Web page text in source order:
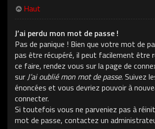
Haut
J’ai perdu mon mot de passe !
Pas de panique ! Bien que votre mot de
pas être récupéré, il peut facilement être
ce faire, rendez vous sur la page de
sur J’ai oublié mon mot de passe. Suivez
énoncées et vous devriez pouvoir à
connecter.
Si toutefois vous ne parveniez pas à
mot de passe, contactez un